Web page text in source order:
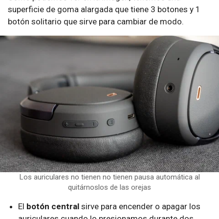
superficie de goma alargada que tiene 3 botones y 1
botón solitario que sirve para cambiar de modo.
Los auriculares no tienen no tienen pausa automática al
quitárnoslos de las orejas
El botón central sirve para encender o apagar los